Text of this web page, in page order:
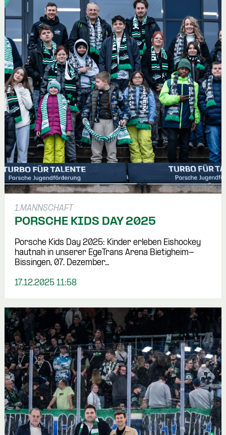
1.MANNSCHAFT
PORSCHE KIDS DAY 2025
Porsche Kids Day 2025: Kinder erleben Eishockey
hautnah in unserer EgeTrans Arena Bietigheim-
Bissingen, 07. Dezember…
17.12.2025 11:58